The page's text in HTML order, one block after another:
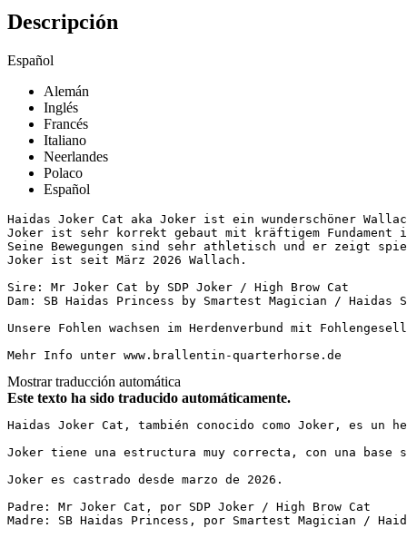
Descripción
Español
Alemán
Inglés
Francés
Italiano
Neerlandes
Polaco
Español
Haidas Joker Cat aka Joker ist ein wunderschöner
Joker ist sehr korrekt gebaut mit kräftigem Fundament
Seine Bewegungen sind sehr athletisch und er zeigt
Joker ist seit März 2026 Wallach.
Sire: Mr Joker Cat by SDP Joker / High Brow Cat
Dam: SB Haidas Princess by Smartest Magician / Haidas
Unsere Fohlen wachsen im Herdenverbund mit
Mehr Info unter www.brallentin-quarterhorse.de
Mostrar traducción automática
Este texto ha sido traducido automáticamente.
Haidas Joker Cat, también conocido como Joker, es un
Joker tiene una estructura muy correcta, con una
Joker es castrado desde marzo de 2026.
Padre: Mr Joker Cat, por SDP Joker / High Brow Cat
Madre: SB Haidas Princess, por Smartest Magician /